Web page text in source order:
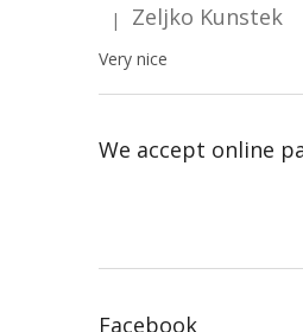
The product rating is 5 out
| Zeljko Kunstek
Very nice
We accept online
Facebook